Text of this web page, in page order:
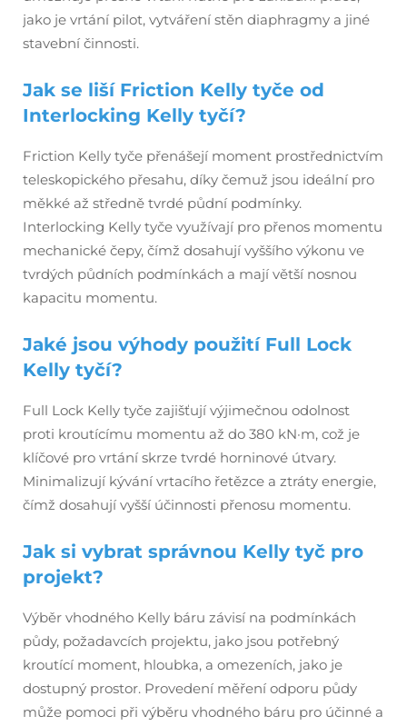
jako je vrtání pilot, vytváření stěn diaphragmy a jiné
stavební činnosti.
Jak se liší Friction Kelly tyče od
Interlocking Kelly tyčí?
Friction Kelly tyče přenášejí moment prostřednictvím
teleskopického přesahu, díky čemuž jsou ideální pro
měkké až středně tvrdé půdní podmínky.
Interlocking Kelly tyče využívají pro přenos momentu
mechanické čepy, čímž dosahují vyššího výkonu ve
tvrdých půdních podmínkách a mají větší nosnou
kapacitu momentu.
Jaké jsou výhody použití Full Lock
Kelly tyčí?
Full Lock Kelly tyče zajišťují výjimečnou odolnost
proti kroutícímu momentu až do 380 kN·m, což je
klíčové pro vrtání skrze tvrdé horninové útvary.
Minimalizují kývání vrtacího řetězce a ztráty energie,
čímž dosahují vyšší účinnosti přenosu momentu.
Jak si vybrat správnou Kelly tyč pro
projekt?
Výběr vhodného Kelly báru závisí na podmínkách
půdy, požadavcích projektu, jako jsou potřebný
kroutící moment, hloubka, a omezeních, jako je
dostupný prostor. Provedení měření odporu půdy
může pomoci při výběru vhodného báru pro účinné a